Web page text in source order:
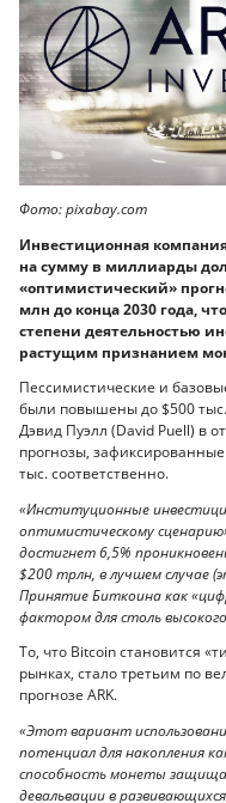
Фото: pixabay.com
Инвестиционная
на сумму в миллиарды
«оптимистический»
млн до конца 2030 года,
степени деятельностью
растущим признанием
Пессимистические и
были повышены до $500
Дэвид Пуэлл (David Puell) в
прогнозы,
тыс. соответственно.
«Институционные
оптимистическому
достигнет 6,5%
$200 трлн, в лучшем случае
Принятие Биткоина как
фактором для столь
То, что Bitcoin становится
рынках, стало третьим по
прогнозе ARK.
«Этот вариант
потенциал для накопления
способность монеты
девальвации в